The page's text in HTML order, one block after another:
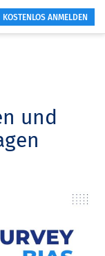
KOSTENLOS ANMELDEN
und